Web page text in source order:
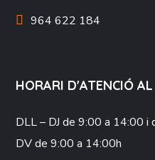
964 622 184
HORARI D'ATENCIÓ
DLL – DJde 9:00 a 14:00 i
DVde 9:00 a 14:00h